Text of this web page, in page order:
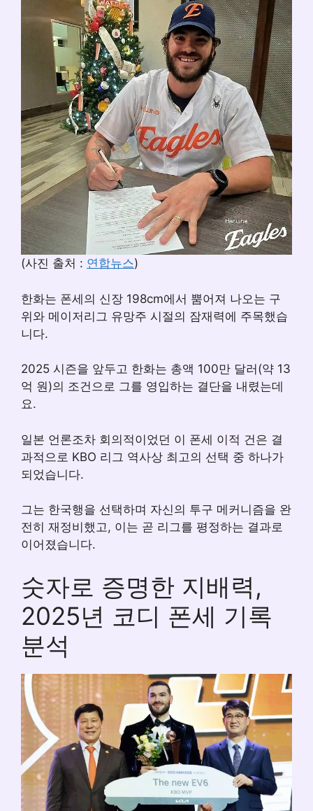
(사진 출처 : 연합뉴스)
한화는 폰세의 신장 198cm에서 뿜어져 나오는 구
위와 메이저리그 유망주 시절의 잠재력에 주목했습
니다.
2025 시즌을 앞두고 한화는 총액 100만 달러(약 13
억 원)의 조건으로 그를 영입하는 결단을 내렸는데
요.
일본 언론조차 회의적이었던 이 폰세 이적 건은 결
과적으로 KBO 리그 역사상 최고의 선택 중 하나가
되었습니다.
그는 한국행을 선택하며 자신의 투구 메커니즘을 완
전히 재정비했고, 이는 곧 리그를 평정하는 결과로
이어졌습니다.
숫자로 증명한 지배력,
2025년 코디 폰세 기록
분석